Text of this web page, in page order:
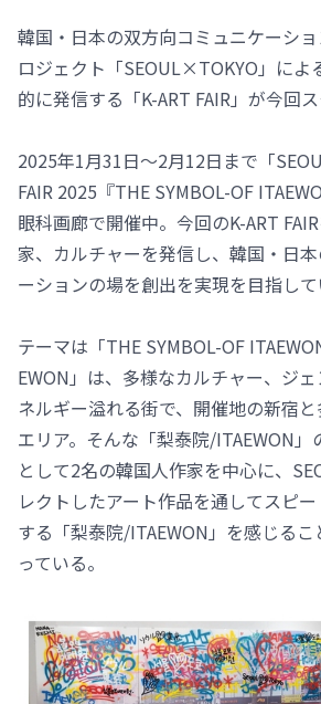
韓国・日本の双方向コミュニケーシ
ロジェクト「SEOUL×TOKYO」によ
的に発信する「K-ART FAIR」が今回ス
2025年1月31日～2月12日まで「
FAIR 2025『THE SYMBOL-OF
眼科画廊で開催中。今回のK-ART
家、カルチャーを発信し、韓国・日
ーションの場を創出を実現を目指して
テーマは「THE SYMBOL-OF
EWON」は、多様なカルチャー、ジ
ネルギー溢れる街で、開催地の新宿
エリア。そんな「梨泰院/ITAEWON」
として2名の韓国人作家を中心に、
レクトしたアート作品を通してスピ
する「梨泰院/ITAEWON」を感じる
っている。